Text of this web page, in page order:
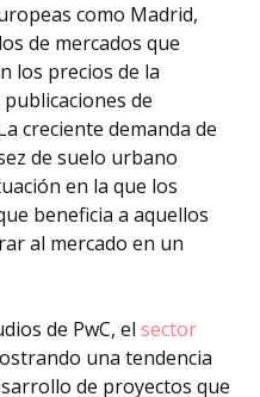
como Madrid,
de mercados que
los precios de la
de
creciente demanda de
de suelo urbano
en la que los
beneficia a aquellos
al mercado en un
de PwC, el sector
una tendencia
de proyectos que